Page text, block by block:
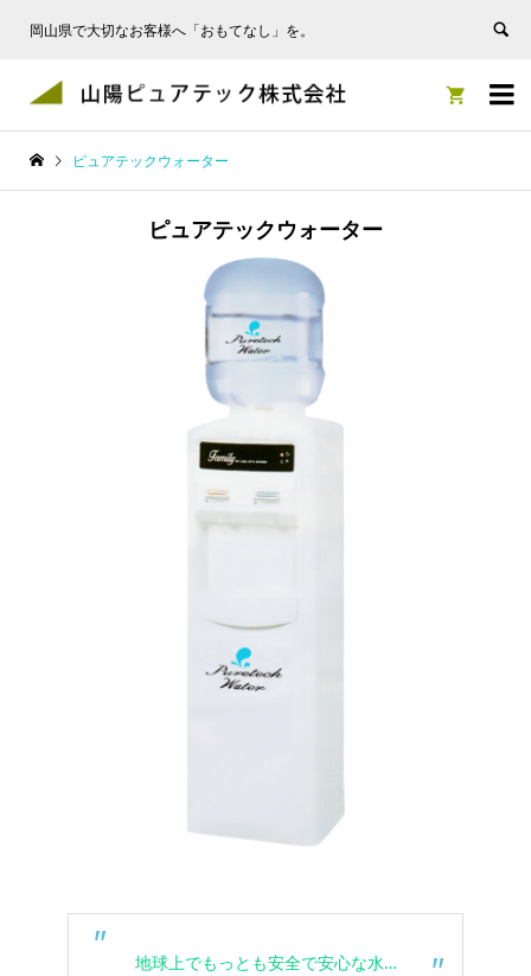
岡山県で大切なお客様へ「おもてなし」を。


ピュアテックウォーター
ピュアテックウォーター
地球上でもっとも安全で安心な水…